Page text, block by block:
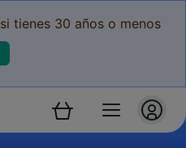
si tienes 30 años o menos